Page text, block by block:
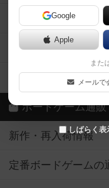
Google
Apple
また
メールで
しばらく表
ボドとも・会員一覧
ボードゲーム業界コ
ボドゲーマご利用案
ボードゲーム通販
新作・再入荷情報
定番ボードゲームの